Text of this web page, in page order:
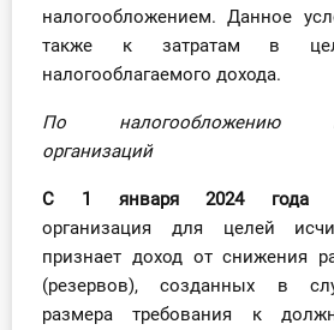
Тарифы
Тестирование для
налогообложением. Данное
также к затратам в
налогооблагаемого дохода.
По налогообложению
организаций
С 1 января 2024 года
организация для целей
признает доход от снижения
(резервов), созданных в
размера требования к